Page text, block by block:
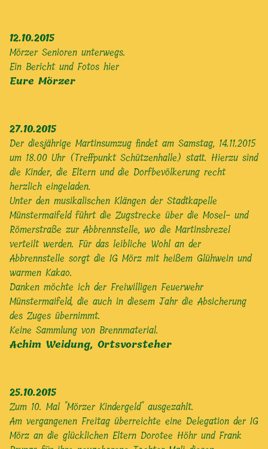
12.10.2015
Mörzer Senioren unterwegs.
Ein Bericht und Fotos hier
Eure Mörzer
27.10.2015
Der diesjährige Martinsumzug findet am Samstag, 14.11.2015
um 18.00 Uhr (Treffpunkt Schützenhalle) statt. Hierzu sind
die Kinder, die Eltern und die Dorfbevölkerung recht
herzlich eingeladen.
Unter den musikalischen Klängen der Stadtkapelle
Münstermaifeld führt die Zugstrecke über die Mosel- und
Römerstraße zur Abbrennstelle, wo die Martinsbrezel
verteilt werden. Für das leibliche Wohl an der
Abbrennstelle sorgt die IG Mörz mit heißem Glühwein und
warmen Kakao.
Danken möchte ich der Freiwilligen Feuerwehr
Münstermaifeld, die auch in diesem Jahr die Absicherung
des Zuges übernimmt.
Keine Sammlung von Brennmaterial.
Achim Weidung, Ortsvorsteher
25.10.2015
Zum 10. Mal "Mörzer Kindergeld" ausgezahlt.
Am vergangenen Freitag überreichte eine Delegation der IG
Mörz an die glücklichen Eltern Dorotee Höhr und Frank